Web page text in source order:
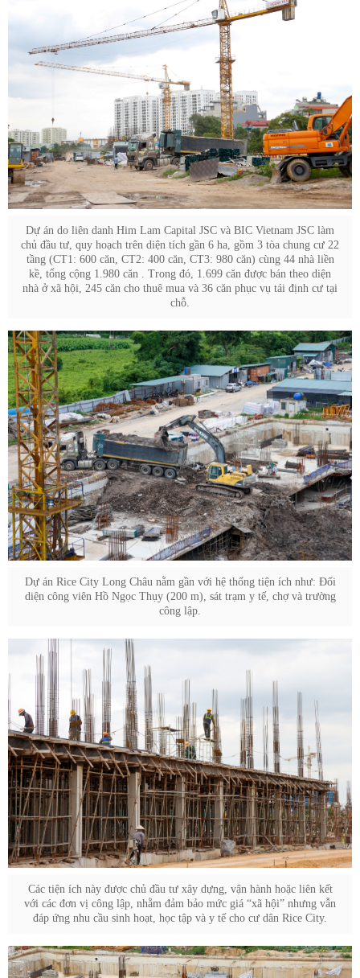
Dự án do liên danh Him Lam Capital JSC và BIC Vietnam JSC làm
chủ đầu tư, quy hoạch trên diện tích gần 6 ha, gồm 3 tòa chung cư 22
tầng (CT1: 600 căn, CT2: 400 căn, CT3: 980 căn) cùng 44 nhà liền
kề, tổng cộng 1.980 căn . Trong đó, 1.699 căn được bán theo diện
nhà ở xã hội, 245 căn cho thuê mua và 36 căn phục vụ tái định cư tại
chỗ.
Dự án Rice City Long Châu nằm gần với hệ thống tiện ích như: Đối
diện công viên Hồ Ngọc Thụy (200 m), sát trạm y tế, chợ và trường
công lập.
Các tiện ích này được chủ đầu tư xây dựng, vận hành hoặc liên kết
với các đơn vị công lập, nhằm đảm bảo mức giá “xã hội” nhưng vẫn
đáp ứng nhu cầu sinh hoạt, học tập và y tế cho cư dân Rice City.